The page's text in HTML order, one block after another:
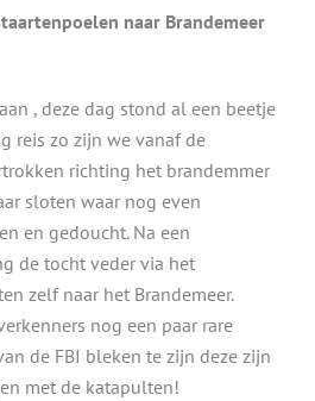
naar Brandemeer
, deze dag stond al een beetje
reis zo zijn we vanaf de
richting het brandemmer
sloten waar nog even
en gedoucht. Na een
de tocht veder via het
zelf naar het Brandemeer.
nog een paar rare
de FBI bleken te zijn deze zijn
met de katapulten!